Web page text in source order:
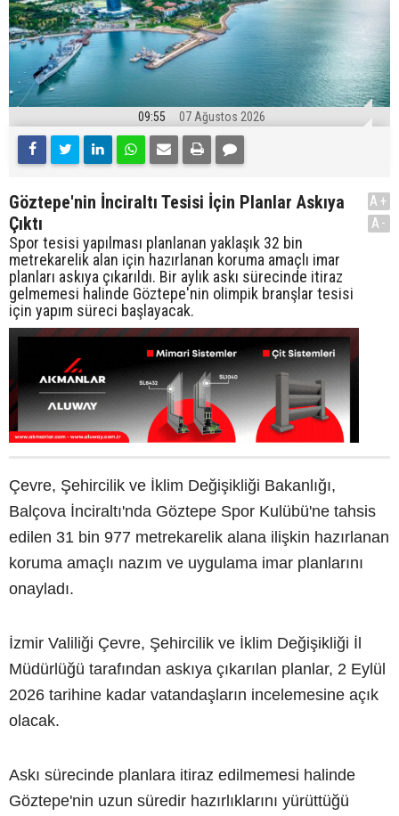
09:55 07 Ağustos 2026
Göztepe'nin İnciraltı Tesisi İçin Planlar Askıya
Çıktı
Spor tesisi yapılması planlanan yaklaşık 32 bin
metrekarelik alan için hazırlanan koruma amaçlı imar
planları askıya çıkarıldı. Bir aylık askı sürecinde itiraz
gelmemesi halinde Göztepe'nin olimpik branşlar tesisi
için yapım süreci başlayacak.
A+
A-
Çevre, Şehircilik ve İklim Değişikliği Bakanlığı,
Balçova İnciraltı'nda Göztepe Spor Kulübü'ne tahsis
edilen 31 bin 977 metrekarelik alana ilişkin hazırlanan
koruma amaçlı nazım ve uygulama imar planlarını
onayladı.
İzmir Valiliği Çevre, Şehircilik ve İklim Değişikliği İl
Müdürlüğü tarafından askıya çıkarılan planlar, 2 Eylül
2026 tarihine kadar vatandaşların incelemesine açık
olacak.
Askı sürecinde planlara itiraz edilmemesi halinde
Göztepe'nin uzun süredir hazırlıklarını yürüttüğü